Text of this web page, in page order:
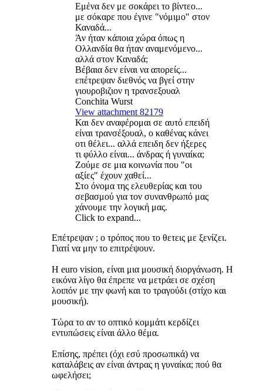
Εμένα δεν με σοκάρει το βίντεο...
με σόκαρε που έγινε "νόμιμο" στον
Καναδά...
Άν ήταν κάποια χώρα όπως η
Ολλανδία θα ήταν αναμενόμενο...
αλλά στον Καναδά;
Βέβαια δεν είναι να απορείς...
επέτρεψαν διεθνός να βγεί στην
γιουροβιζιον η τρανσεξουαλ
Conchita Wurst
View attachment 82179
Και δεν αναφέρομαι σε αυτό επειδή
είναι τρανσέξουαλ, ο καθένας κάνει
οτι θέλει... αλλά επειδη δεν ήξερες
τι φύλλο είναι... άνδρας ή γυναίκα;
Ζούμε σε μια κοινωνία που "οι
αξίες" έχουν χαθεί...
Στο όνομα της ελευθερίας και του
σεβασμού για τον συνανθρωπό μας
χάνουμε την λογική μας.
Click to expand...
Επέτρεψαν ; ο τρόπος που το θετεις με ξενίζει.
Γιατί να μην το επιτρέψουν.
Η euro vision, είναι μια μουσική διοργάνωση. Η
εικόνα λίγο θα έπρεπε να μετράει σε σχέση
λοιπόν με την φωνή και το τραγούδι (στίχο και
μουσική).
Τώρα το αν το οπτικό κομμάτι κερδίζει
εντυπώσεις είναι άλλο θέμα.
Επίσης, πρέπει (όχι εσύ προσωπικά) να
καταλάβεις αν είναι άντρας η γυναίκα; πού θα
ωφελήσει;